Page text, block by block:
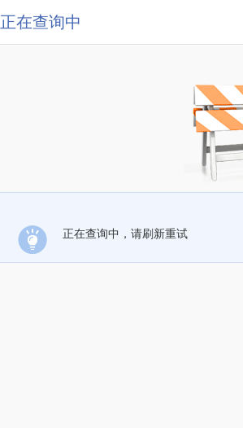
正在查询中
正在查询中，请刷新重试